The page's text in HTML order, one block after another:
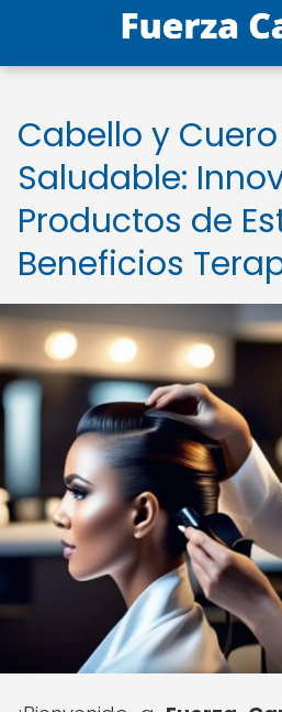
Cabello y
Saludable:
Productos de
Beneficios